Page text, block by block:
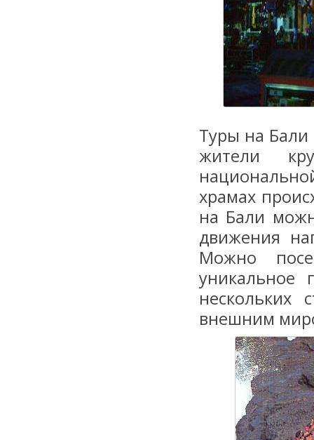
Туры на Бали
жители
храмах
на Бали
движения
Можно
уникальное
нескольких
внешним